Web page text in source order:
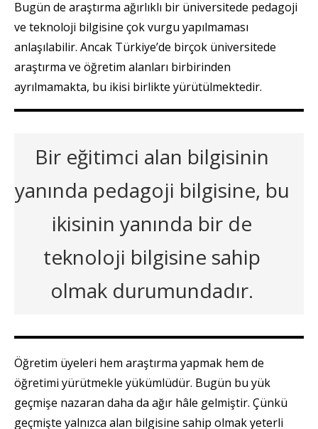
Bugün de araştırma ağırlıklı bir üniversitede pedagoji
ve teknoloji bilgisine çok vurgu yapılmaması
anlaşılabilir. Ancak Türkiye’de birçok üniversitede
araştırma ve öğretim alanları birbirinden
ayrılmamakta, bu ikisi birlikte yürütülmektedir.
Bir eğitimci alan bilgisinin
yanında pedagoji bilgisine, bu
ikisinin yanında bir de
teknoloji bilgisine sahip
olmak durumundadır.
Öğretim üyeleri hem araştırma yapmak hem de
öğretimi yürütmekle yükümlüdür. Bugün bu yük
geçmişe nazaran daha da ağır hâle gelmiştir. Çünkü
geçmişte yalnızca alan bilgisine sahip olmak yeterli